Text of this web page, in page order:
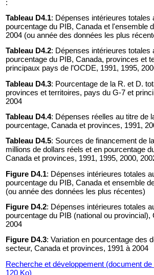
:
Tableau D4.1: Dépenses intérieures totales
pourcentage du PIB, Canada et l'ensemble
2004 (ou année des données les plus
Tableau D4.2: Dépenses intérieures totales
pourcentage du PIB, Canada, provinces et
principaux pays de l’OCDE, 1991, 1995,
Tableau D4.3: Pourcentage de la R. et D.
provinces et territoires, pays du G-7 et
2004
Tableau D4.4: Dépenses réelles au titre de
pourcentage, Canada et provinces, 1991,
Tableau D4.5: Sources de financement de
millions de dollars réels et en pourcentage
Canada et provinces, 1991, 1995, 2000,
Figure D4.1: Dépenses intérieures totales
pourcentage du PIB, Canada et ensemble
(ou année des données les plus récentes)
Figure D4.2: Dépenses intérieures totales
pourcentage du PIB (national ou
2004
Figure D4.3: Variation en pourcentage des
secteur, Canada et provinces, 1991 à 2004
Recherche et développement (document
120 Ko)